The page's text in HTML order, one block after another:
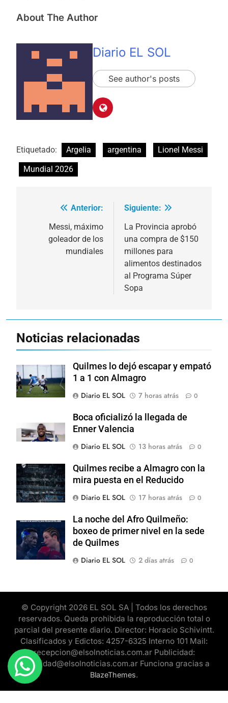
About The Author
Diario EL SOL
See author's posts
Etiquetado: Argelia argentina
Lionel Messi
Mundial 2026
Navegación
entradas
Anterior:
Messi, máximo
goleador de los
mundiales
Siguiente:
La Provincia aprobó
una compra de $150
millones para
alimentos destinados
al Programa Súper
Sopa
Noticias relacionadas
Quilmes lo dejó escapar y empató
1 a 1 con Almagro
Diario EL SOL
7 horas atrás 0
Boca oficializó la llegada de
Enner Valencia
Diario EL SOL
13 horas atrás 0
Quilmes recibe a Almagro con la
mira puesta en el Reducido
Diario EL SOL
17 horas atrás 0
La noche del Afro Quilmeño:
boxeo de primer nivel en la sede
de Quilmes
Diario EL SOL
2 días atrás 0
© Copyright 2026 EL SOL SA | Todos los derechos
reservados. Queda prohibida la reproducción total o
parcial del presente diario. Director: Horacio Schivintt.
Clasificados y Edictos: 4257-6325 Interno 101 Mail:
recepcion@elsolnoticias.com.ar Publicidad:
publicidad@elsolnoticias.com.ar Funciona gracias a
BlazeThemes.